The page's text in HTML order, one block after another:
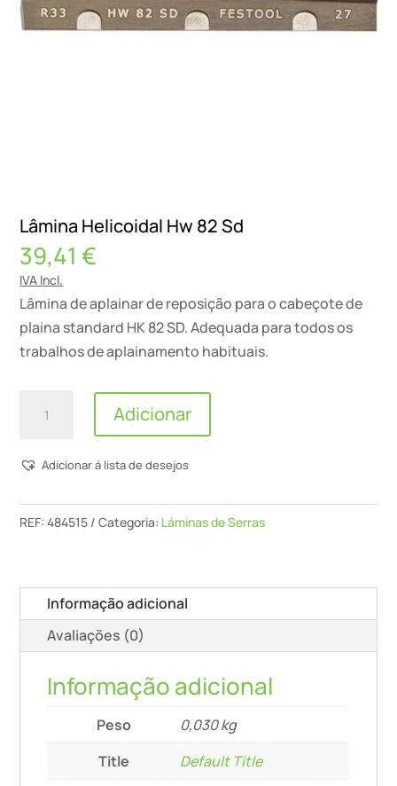
Lâmina Helicoidal Hw 82 Sd
39,41€
IVA Incl.
Lâmina de aplainar de reposição para o cabeçote de
plaina standard HK 82 SD. Adequada para todos os
trabalhos de aplainamento habituais.
Quantidade
Helicoidal
82
Adicionar
Adicionar á lista de desejos
REF:484515 Categoria: Láminas de Serras
Informação adicional
Avaliações (0)
Informação adicional
Peso
0,030 kg
Title
Default Title